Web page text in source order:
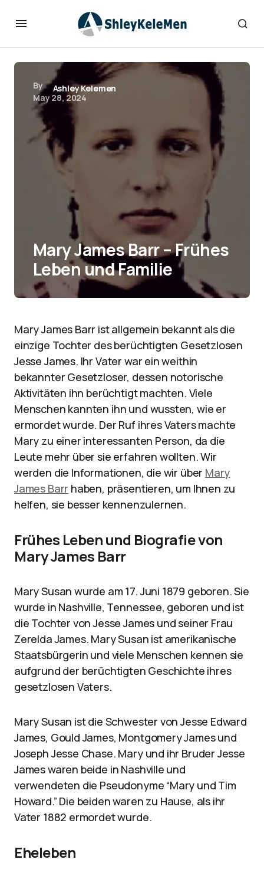
By
Ashley Kelemen
May 28, 2024
Mary James Barr – Frühes
Leben und Familie
Mary James Barr ist allgemein bekannt als die
einzige Tochter des berüchtigten Gesetzlosen
Jesse James. Ihr Vater war ein weithin
bekannter Gesetzloser, dessen notorische
Aktivitäten ihn berüchtigt machten. Viele
Menschen kannten ihn und wussten, wie er
ermordet wurde. Der Ruf ihres Vaters machte
Mary zu einer interessanten Person, da die
Leute mehr über sie erfahren wollten. Wir
werden die Informationen, die wir über Mary
James Barr haben, präsentieren, um Ihnen zu
helfen, sie besser kennenzulernen.
Frühes Leben und Biografie von
Mary James Barr
Mary Susan wurde am 17. Juni 1879 geboren. Sie
wurde in Nashville, Tennessee, geboren und ist
die Tochter von Jesse James und seiner Frau
Zerelda James. Mary Susan ist amerikanische
Staatsbürgerin und viele Menschen kennen sie
aufgrund der berüchtigten Geschichte ihres
gesetzlosen Vaters.
Mary Susan ist die Schwester von Jesse Edward
James, Gould James, Montgomery James und
Joseph Jesse Chase. Mary und ihr Bruder Jesse
James waren beide in Nashville und
verwendeten die Pseudonyme “Mary und Tim
Howard.” Die beiden waren zu Hause, als ihr
Vater 1882 ermordet wurde.
Eheleben